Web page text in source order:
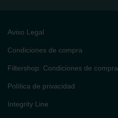
Aviso Legal
Condiciones de compra
Filtershop: Condiciones de compra
Política de privacidad
Integrity Line